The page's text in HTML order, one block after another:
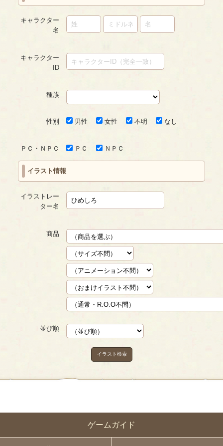
ゲームガイド
キャラクター
名
キャラクター
ID
種族
性別 男性 女性 不明 なし
ＰＣ・ＮＰＣ ＰＣ ＮＰＣ
イラスト情報
イラストレー
ター名
商品
並び順
イラスト検索